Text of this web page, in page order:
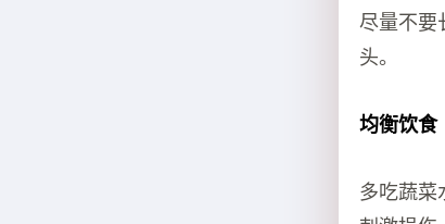
尽量不要
头。
均衡饮食
多吃蔬菜